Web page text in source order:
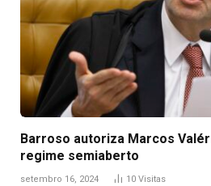
Barroso autoriza Marcos
regime semiaberto
setembro 16, 2024 10 Visitas